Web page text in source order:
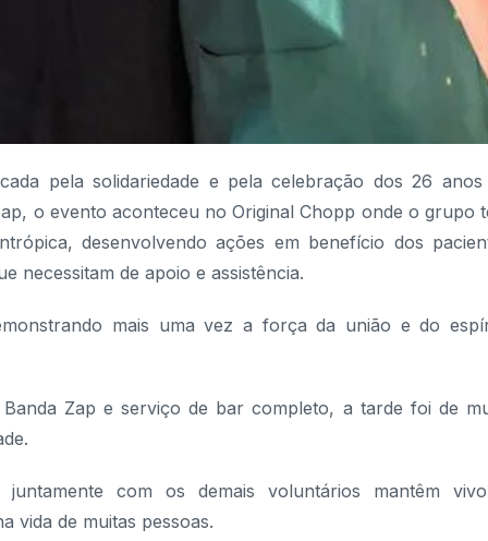
pela solidariedade e pela celebração dos 26 anos
o evento aconteceu no Original Chopp onde o grupo
desenvolvendo ações em benefício dos
necessitam de apoio e assistência.
mais uma vez a força da união e do
Zap e serviço de bar completo, a tarde foi de
com os demais voluntários mantêm
vida de muitas pessoas.